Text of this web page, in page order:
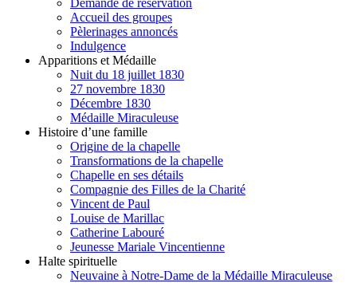
Accueil des groupes
Pèlerinages annoncés
Indulgence
Apparitions et Médaille
Nuit du 18 juillet 1830
27 novembre 1830
Décembre 1830
Médaille Miraculeuse
Histoire d’une famille
Origine de la chapelle
Transformations de la chapelle
Chapelle en ses détails
Compagnie des Filles de la Charité
Vincent de Paul
Louise de Marillac
Catherine Labouré
Jeunesse Mariale Vincentienne
Halte spirituelle
Neuvaine à Notre-Dame de la Médaille Miraculeuse